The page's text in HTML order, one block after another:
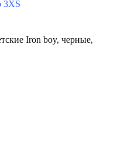
Iron boy, черные,